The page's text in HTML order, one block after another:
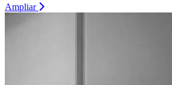
Ampliar